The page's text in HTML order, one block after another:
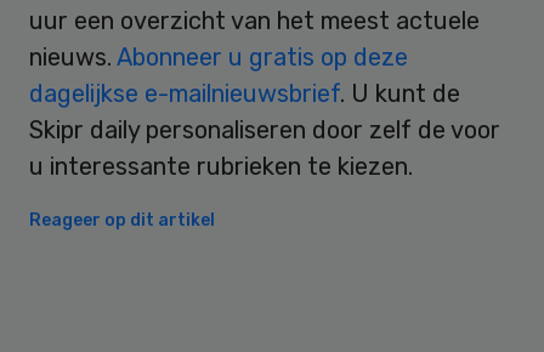
uur een overzicht van het meest actuele
nieuws. Abonneer u gratis op deze
dagelijkse e-mailnieuwsbrief. U kunt de
Skipr daily personaliseren door zelf de voor
u interessante rubrieken te kiezen.
Reageer op dit artikel